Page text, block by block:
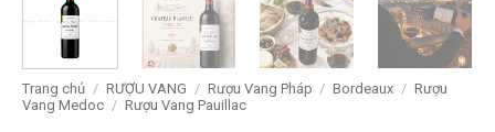
Trang chủ / RƯỢU VANG / Rượu Vang Pháp / Bordeaux / Rượu
Vang Medoc / Rượu Vang Pauillac